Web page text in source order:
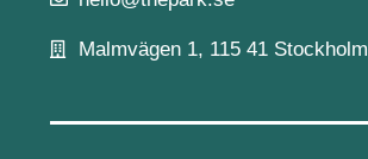
Malmvägen 1, 115 41 Stockholm